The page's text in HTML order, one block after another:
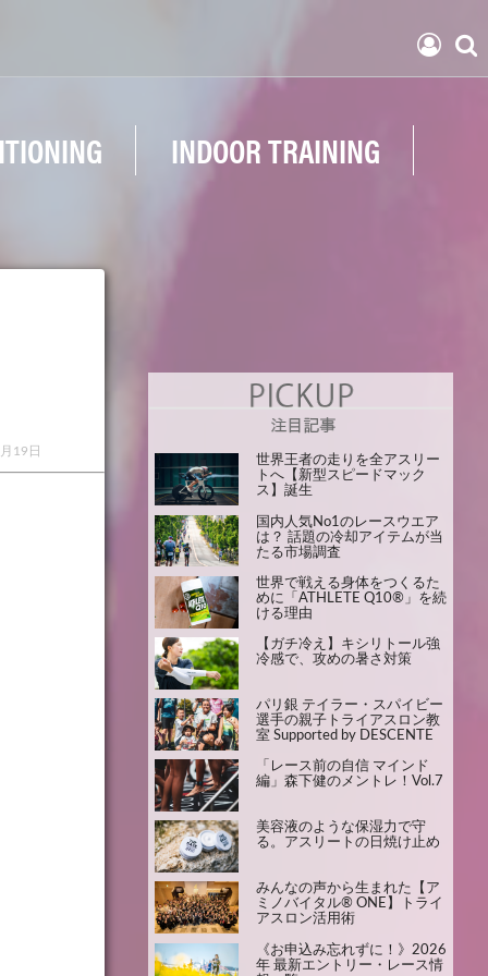
INDOOR TRAINING
19日
世界王者の走りを全アスリー
トへ【新型スピードマック
ス】誕生
国内人気No1のレースウエア
は？ 話題の冷却アイテムが当
たる市場調査
世界で戦える身体をつくるた
めに「ATHLETE Q10®」を続
ける理由
【ガチ冷え】キシリトール強
冷感で、攻めの暑さ対策
パリ銀 テイラー・スパイビー
選手の親子トライアスロン教
室 Supported by DESCENTE
「レース前の自信 マインド
編」森下健のメントレ！Vol.7
美容液のような保湿力で守
る。アスリートの日焼け止め
みんなの声から生まれた【ア
ミノバイタル® ONE】トライ
アスロン活用術
《お申込み忘れずに！》2026
年 最新エントリー・レース情